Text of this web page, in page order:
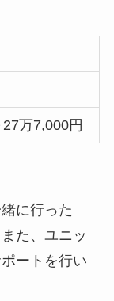
万7,000円
に行った
た、ユニッ
ートを行い